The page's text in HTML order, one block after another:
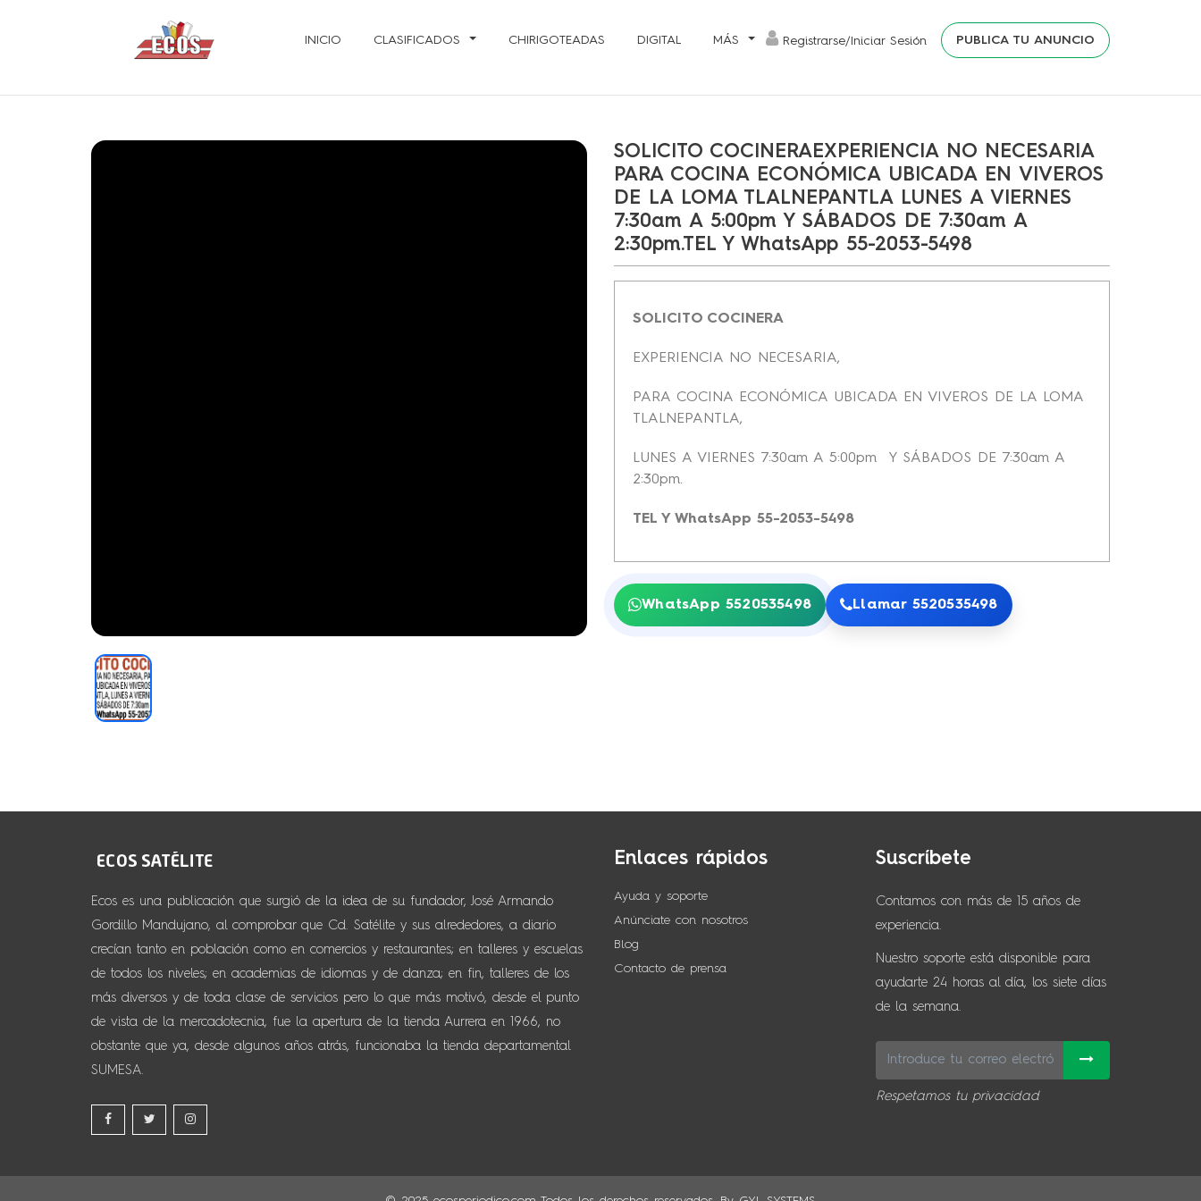
INICIO CLASIFICADOS CHIRIGOTEADAS DIGITAL MÁS Registrarse/Iniciar Sesión PUBLICA TU ANUNCIO
SOLICITO COCINERAEXPERIENCIA NO NECESARIA
PARA COCINA ECONÓMICA UBICADA EN VIVEROS
DE LA LOMA TLALNEPANTLA LUNES A VIERNES
7:30am A 5:00pm Y SÁBADOS DE 7:30am A
2:30pm.TEL Y WhatsApp 55-2053-5498
SOLICITO COCINERA
EXPERIENCIA NO NECESARIA,
PARA COCINA ECONÓMICA UBICADA EN VIVEROS DE LA LOMA
TLALNEPANTLA,
LUNES A VIERNES 7:30am A 5:00pm Y SÁBADOS DE 7:30am A
2:30pm.
TEL Y WhatsApp 55-2053-5498
WhatsApp 5520535498 Llamar 5520535498
Ecos es una publicación que surgió de la idea de su fundador, José Armando
Gordillo Mandujano, al comprobar que Cd. Satélite y sus alrededores, a diario
crecían tanto en población como en comercios y restaurantes; en talleres y escuelas
de todos los niveles; en academias de idiomas y de danza; en fin, talleres de los
más diversos y de toda clase de servicios pero lo que más motivó, desde el punto
de vista de la mercadotecnia, fue la apertura de la tienda Aurrera en 1966, no
obstante que ya, desde algunos años atrás, funcionaba la tienda departamental
SUMESA.
Enlaces rápidos
Ayuda y soporte
Anúnciate con nosotros
Blog
Contacto de prensa
Suscríbete
Contamos con más de 15 años de
experiencia.
Nuestro soporte está disponible para
ayudarte 24 horas al día, los siete días
de la semana.
Respetamos tu privacidad